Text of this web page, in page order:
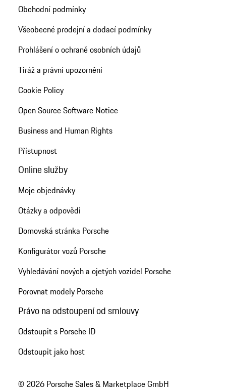
Obchodní podmínky
Všeobecné prodejní a dodací podmínky
Prohlášení o ochraně osobních údajů
Tiráž a právní upozornění
Cookie Policy
Open Source Software Notice
Business and Human Rights
Přístupnost
Online služby
Moje objednávky
Otázky a odpovědi
Domovská stránka Porsche
Konfigurátor vozů Porsche
Vyhledávání nových a ojetých vozidel Porsche
Porovnat modely Porsche
Právo na odstoupení od smlouvy
Odstoupit s Porsche ID
Odstoupit jako host
© 2026 Porsche Sales & Marketplace GmbH